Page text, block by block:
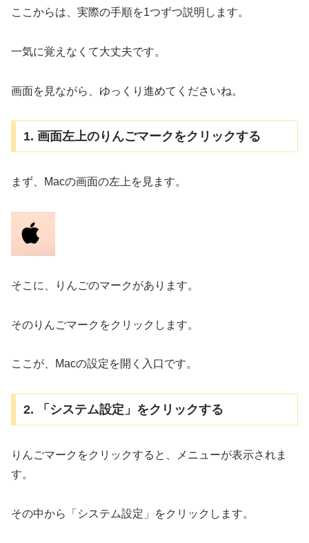
ここからは、実際の手順を1つずつ説明します。
一気に覚えなくて大丈夫です。
画面を見ながら、ゆっくり進めてくださいね。
1. 画面左上のりんごマークをクリックする
まず、Macの画面の左上を見ます。
そこに、りんごのマークがあります。
そのりんごマークをクリックします。
ここが、Macの設定を開く入口です。
2. 「システム設定」をクリックする
りんごマークをクリックすると、メニューが表示されま
す。
その中から「システム設定」をクリックします。